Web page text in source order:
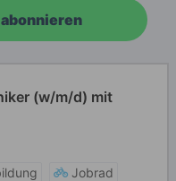
(w/m/d) mit
Jobrad